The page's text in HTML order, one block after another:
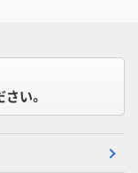
い。